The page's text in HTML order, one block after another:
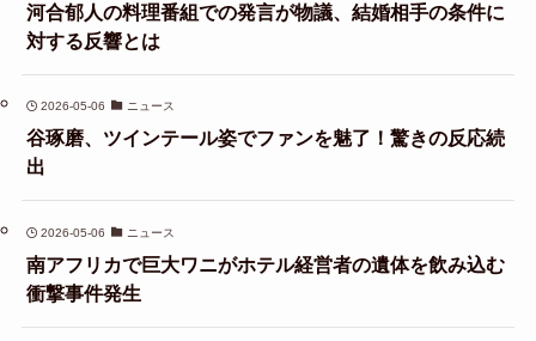
河合郁人の料理番組での発言が物議、結婚相手の条件に
対する反響とは
2026-05-06 ニュース
谷琢磨、ツインテール姿でファンを魅了！驚きの反応続
出
2026-05-06 ニュース
南アフリカで巨大ワニがホテル経営者の遺体を飲み込む
衝撃事件発生